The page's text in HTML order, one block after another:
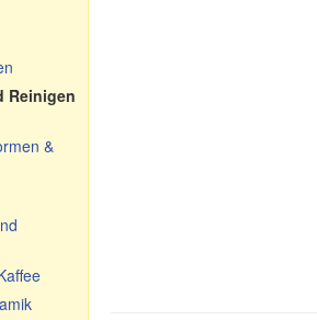
Reinigen
&